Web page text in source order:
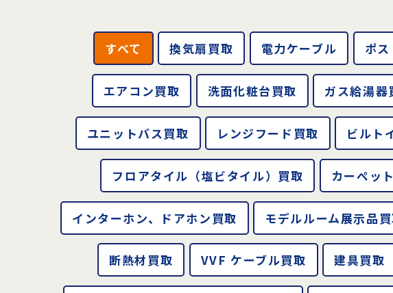
すべて 換気扇買取 電力ケーブル ポ
エアコン買取 洗面化粧台買取 ガス給湯器
ユニットバス買取 レンジフード買取 ビルト
フロアタイル（塩ビタイル）買取 カーペッ
インターホン、ドアホン買取 モデルルーム展示品
断熱材買取 VVF ケーブル買取 建具買取